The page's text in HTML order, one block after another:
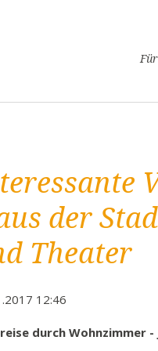
der
Theater
12:46
durch Wohnzimmer -